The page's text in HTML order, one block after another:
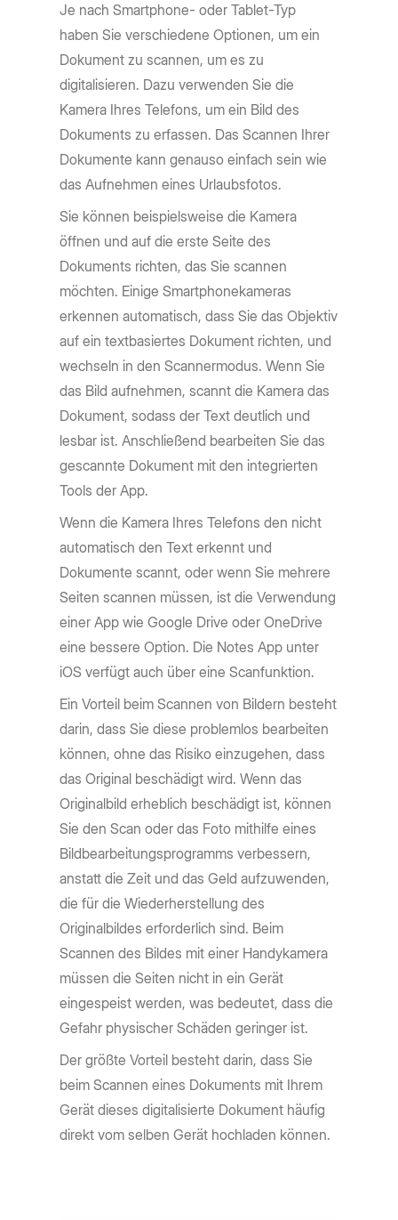
Je nach Smartphone- oder Tablet-Typ
haben Sie verschiedene Optionen, um ein
Dokument zu scannen, um es zu
digitalisieren. Dazu verwenden Sie die
Kamera Ihres Telefons, um ein Bild des
Dokuments zu erfassen. Das Scannen Ihrer
Dokumente kann genauso einfach sein wie
das Aufnehmen eines Urlaubsfotos.
Sie können beispielsweise die Kamera
öffnen und auf die erste Seite des
Dokuments richten, das Sie scannen
möchten. Einige Smartphonekameras
erkennen automatisch, dass Sie das Objektiv
auf ein textbasiertes Dokument richten, und
wechseln in den Scannermodus. Wenn Sie
das Bild aufnehmen, scannt die Kamera das
Dokument, sodass der Text deutlich und
lesbar ist. Anschließend bearbeiten Sie das
gescannte Dokument mit den integrierten
Tools der App.
Wenn die Kamera Ihres Telefons den nicht
automatisch den Text erkennt und
Dokumente scannt, oder wenn Sie mehrere
Seiten scannen müssen, ist die Verwendung
einer App wie Google Drive oder OneDrive
eine bessere Option. Die Notes App unter
iOS verfügt auch über eine Scanfunktion.
Ein Vorteil beim Scannen von Bildern besteht
darin, dass Sie diese problemlos bearbeiten
können, ohne das Risiko einzugehen, dass
das Original beschädigt wird. Wenn das
Originalbild erheblich beschädigt ist, können
Sie den Scan oder das Foto mithilfe eines
Bildbearbeitungsprogramms verbessern,
anstatt die Zeit und das Geld aufzuwenden,
die für die Wiederherstellung des
Originalbildes erforderlich sind. Beim
Scannen des Bildes mit einer Handykamera
müssen die Seiten nicht in ein Gerät
eingespeist werden, was bedeutet, dass die
Gefahr physischer Schäden geringer ist.
Der größte Vorteil besteht darin, dass Sie
beim Scannen eines Dokuments mit Ihrem
Gerät dieses digitalisierte Dokument häufig
direkt vom selben Gerät hochladen können.